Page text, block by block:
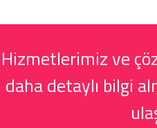
Hizmetlerimiz ve
daha detaylı bilgi